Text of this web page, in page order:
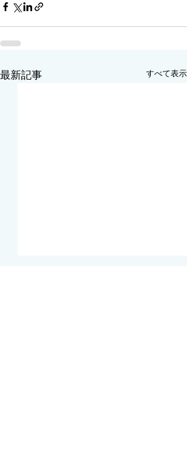
最新記事 すべて表示